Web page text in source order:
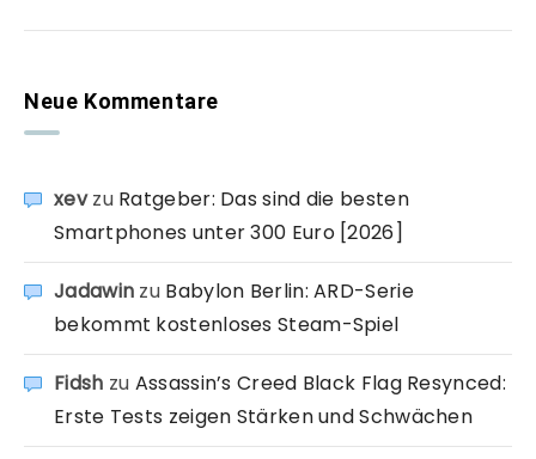
Neue Kommentare
xevzu Ratgeber: Das sind die besten
Smartphones unter 300 Euro [2026]
Jadawin zu Babylon Berlin: ARD-Serie
bekommt kostenloses Steam-Spiel
Fidsh zu Assassin’s Creed Black Flag Resynced:
Erste Tests zeigen Stärken und Schwächen